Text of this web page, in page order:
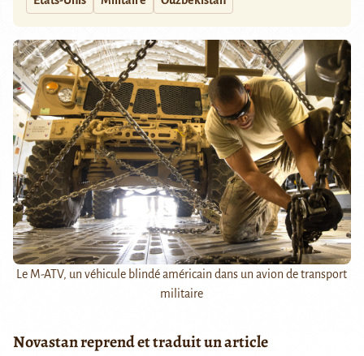
Le M-ATV, un véhicule blindé américain dans un avion de transport
militaire
Novastan reprend et traduit un article